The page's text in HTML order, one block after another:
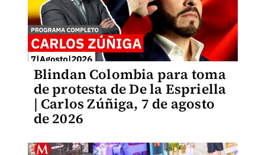
Blindan Colombia para toma
de protesta de De la Espriella
| Carlos Zúñiga, 7 de agosto
de 2026